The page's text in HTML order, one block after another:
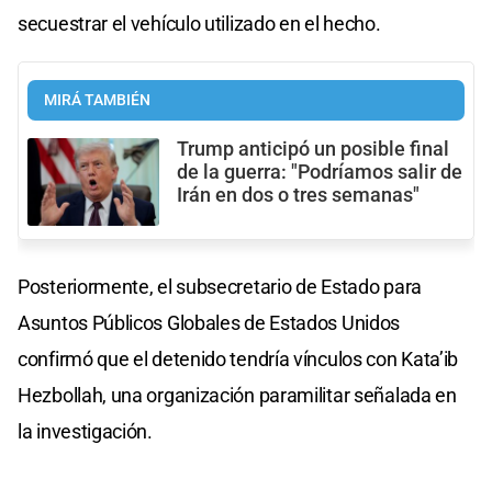
secuestrar el vehículo utilizado en el hecho.
MIRÁ TAMBIÉN
Trump anticipó un posible final
de la guerra: "Podríamos salir de
Irán en dos o tres semanas"
Posteriormente, el subsecretario de Estado para
Asuntos Públicos Globales de Estados Unidos
confirmó que el detenido tendría vínculos con Kata’ib
Hezbollah, una organización paramilitar señalada en
la investigación.